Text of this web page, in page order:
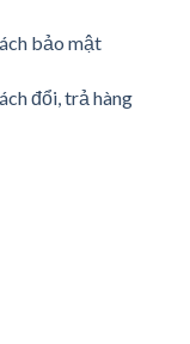
bảo mật
đổi, trả hàng